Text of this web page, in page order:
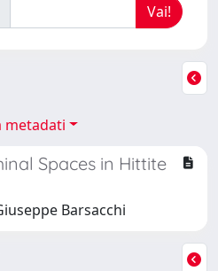
metadati
Spaces in Hittite
Barsacchi